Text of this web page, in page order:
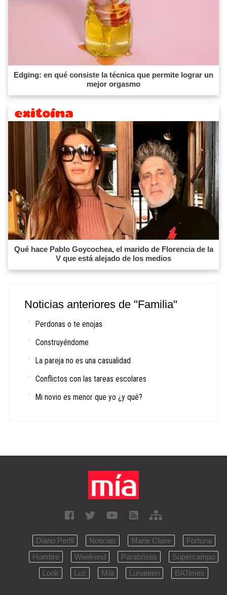
Edging: en qué consiste la técnica que permite lograr un
mejor orgasmo
Qué hace Pablo Goycochea, el marido de Florencia de la
V que está alejado de los medios
Noticias anteriores de "Familia"
Perdonas o te enojas
Construyéndome
La pareja no es una casualidad
Conflictos con las tareas escolares
Mi novio es menor que yo ¿y qué?
Diario Perfil Noticias Marie Claire
Fortuna
Hombre
Weekend Parabrisas
Supercampo
Look
Luz Mía Lunateen BATimes